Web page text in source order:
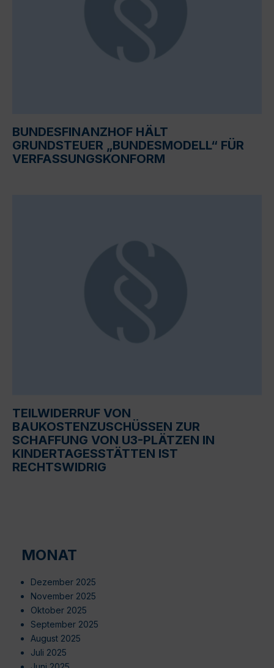
BUNDESFINANZHOF HÄLT
GRUNDSTEUER „BUNDESMODELL“ FÜR
VERFASSUNGSKONFORM
TEILWIDERRUF VON
BAUKOSTENZUSCHÜSSEN ZUR
SCHAFFUNG VON U3-PLÄTZEN IN
KINDERTAGESSTÄTTEN IST
RECHTSWIDRIG
MONAT
Dezember 2025
November 2025
Oktober 2025
September 2025
August 2025
Juli 2025